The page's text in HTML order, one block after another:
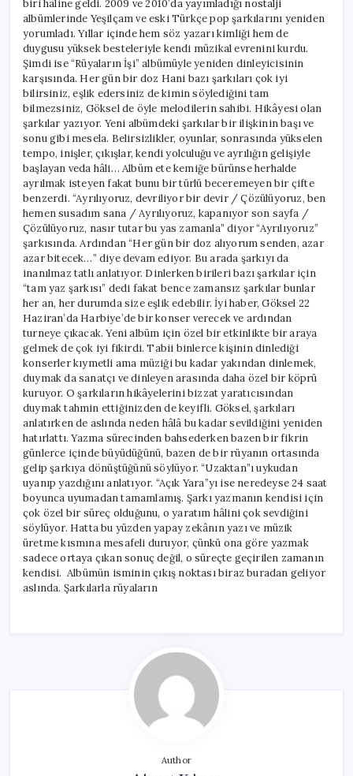
biri hâline geldi. 2009 ve 2010’da yayımladığı nostalji
albümlerinde Yeşilçam ve eski Türkçe pop şarkılarını yeniden
yorumladı. Yıllar içinde hem söz yazarı kimliği hem de
duygusu yüksek besteleriyle kendi müzikal evrenini kurdu.
Şimdi ise “Rüyaların İşi” albümüyle yeniden dinleyicisinin
karşısında. Her gün bir doz Hani bazı şarkıları çok iyi
bilirsiniz, eşlik edersiniz de kimin söylediğini tam
bilmezsiniz, Göksel de öyle melodilerin sahibi. Hikâyesi olan
şarkılar yazıyor. Yeni albümdeki şarkılar bir ilişkinin başı ve
sonu gibi mesela. Belirsizlikler, oyunlar, sonrasında yükselen
tempo, inişler, çıkışlar, kendi yolculuğu ve ayrılığın gelişiyle
başlayan veda hâli… Albüm ete kemiğe bürünse herhalde
ayrılmak isteyen fakat bunu bir türlü beceremeyen bir çifte
benzerdi. “Ayrılıyoruz, devriliyor bir devir / Çözülüyoruz, ben
hemen susadım sana / Ayrılıyoruz, kapanıyor son sayfa /
Çözülüyoruz, nasır tutar bu yas zamanla” diyor “Ayrılıyoruz”
şarkısında. Ardından “Her gün bir doz alıyorum senden, azar
azar bitecek…” diye devam ediyor. Bu arada şarkıyı da
inanılmaz tatlı anlatıyor. Dinlerken birileri bazı şarkılar için
“tam yaz şarkısı” dedi fakat bence zamansız şarkılar bunlar
her an, her durumda size eşlik edebilir. İyi haber, Göksel 22
Haziran’da Harbiye’de bir konser verecek ve ardından
turneye çıkacak. Yeni albüm için özel bir etkinlikte bir araya
gelmek de çok iyi fikirdi. Tabii binlerce kişinin dinlediği
konserler kıymetli ama müziği bu kadar yakından dinlemek,
duymak da sanatçı ve dinleyen arasında daha özel bir köprü
kuruyor. O şarkıların hikâyelerini bizzat yaratıcısından
duymak tahmin ettiğinizden de keyifli. Göksel, şarkıları
anlatırken de aslında neden hâlâ bu kadar sevildiğini yeniden
hatırlattı. Yazma sürecinden bahsederken bazen bir fikrin
günlerce içinde büyüdüğünü, bazen de bir rüyanın ortasında
gelip şarkıya dönüştüğünü söylüyor. “Uzaktan”ı uykudan
uyanıp yazdığını anlatıyor. “Açık Yara”yı ise neredeyse 24 saat
boyunca uyumadan tamamlamış. Şarkı yazmanın kendisi için
çok özel bir süreç olduğunu, o yaratım hâlini çok sevdiğini
söylüyor. Hatta bu yüzden yapay zekânın yazı ve müzik
üretme kısmına mesafeli duruyor, çünkü ona göre yazmak
sadece ortaya çıkan sonuç değil, o süreçte geçirilen zamanın
kendisi. Albümün isminin çıkış noktası biraz buradan geliyor
aslında. Şarkılarla rüyaların
Author